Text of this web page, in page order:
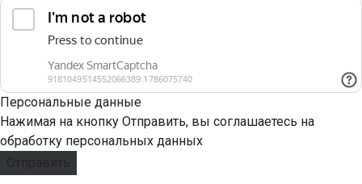
Персональные данные
Нажимая на кнопку Отправить, вы соглашаетесь на
обработку персональных данных
Отправить